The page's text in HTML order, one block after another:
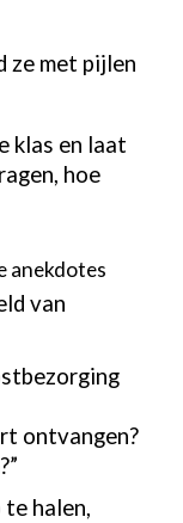
ze met pijlen
klas en laat
hoe
anekdotes
van
ontvangen?
halen,